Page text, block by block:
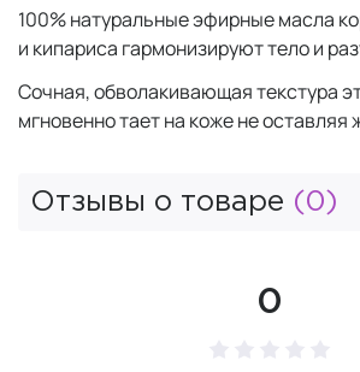
100% натуральные эфирные масла
и кипариса гармонизируют тело и
Сочная, обволакивающая текстура
мгновенно тает на коже не оставляя
Отзывы о товаре (0)
0